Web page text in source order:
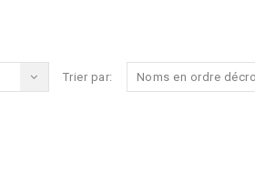
Trier par: Noms en ordre